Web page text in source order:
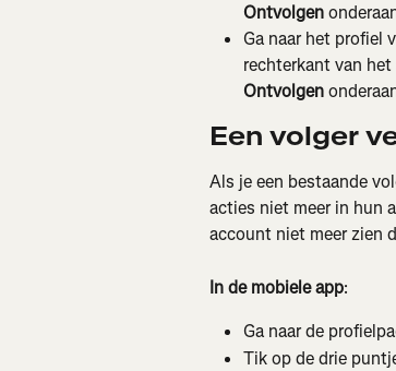
Ontvolgen
Ga naar het profiel
rechterkant van
Ontvolgen
Een volger
Als je een bestaande
acties niet meer in hun
account niet meer zien
In de mobiele app:
Ga naar de
Tik op de drie